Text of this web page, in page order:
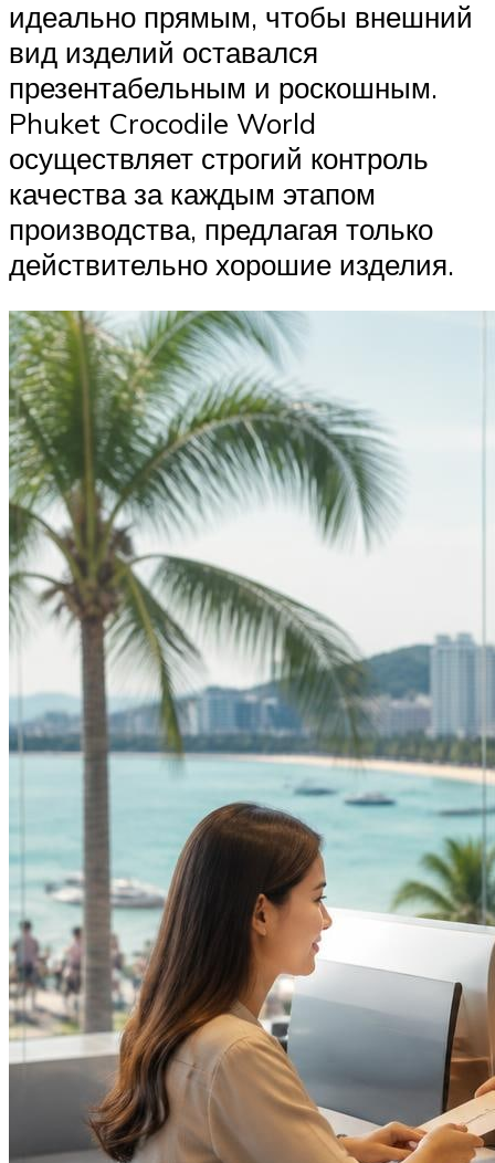
идеально прямым, чтобы внешний
вид изделий оставался
презентабельным и роскошным.
Phuket Crocodile World
осуществляет строгий контроль
качества за каждым этапом
производства, предлагая только
действительно хорошие изделия.